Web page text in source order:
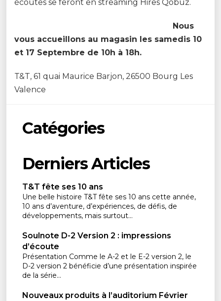
écoutes se feront en streaming Hires Qobuz.
Nous
vous accueillons au magasin les samedis 10
et 17 Septembre de 10h à 18h.
T&T, 61 quai Maurice Barjon, 26500 Bourg Les
Valence
Catégories
Derniers Articles
T&T fête ses 10 ans
Une belle histoire T&T fête ses 10 ans cette année,
10 ans d’aventure, d’expériences, de défis, de
développements, mais surtout...
Soulnote D-2 Version 2 : impressions
d’écoute
Présentation Comme le A-2 et le E-2 version 2, le
D-2 version 2 bénéficie d’une présentation inspirée
de la série...
Nouveaux produits à l’auditorium Février